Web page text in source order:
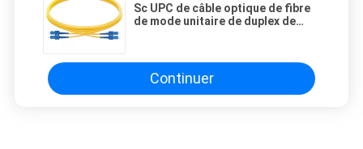
Sc UPC de câble optique de fibre
de mode unitaire de duplex de
Continuer